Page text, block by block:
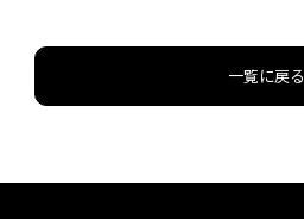
一覧に戻る